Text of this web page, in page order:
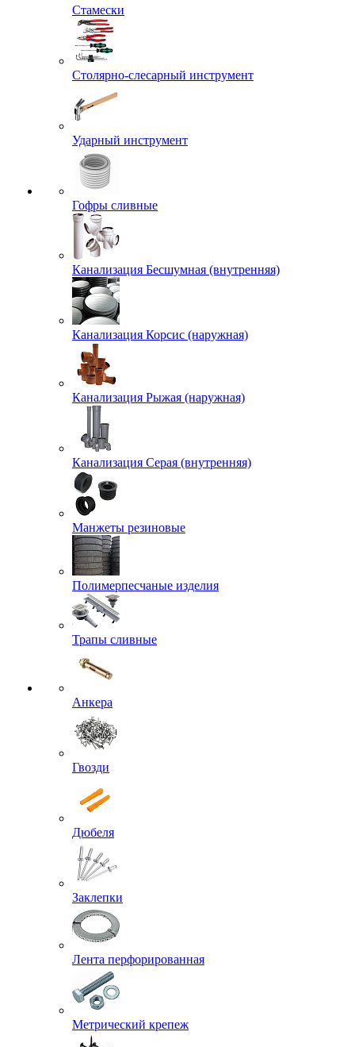
Стамески
Столярно-слесарный инструмент
Ударный инструмент
Гофры сливные
Канализация Бесшумная (внутренняя)
Канализация Корсис (наружная)
Канализация Рыжая (наружная)
Канализация Серая (внутренняя)
Манжеты резиновые
Полимерпесчаные изделия
Трапы сливные
Анкера
Гвозди
Дюбеля
Заклепки
Лента перфорированная
Метрический крепеж